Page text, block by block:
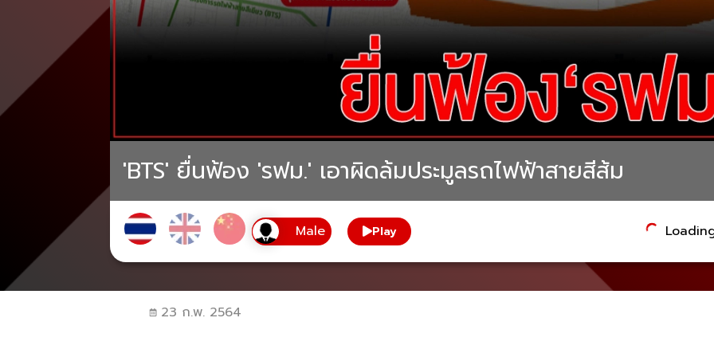
'BTS' ยื่นฟ้อง 'รฟม.' เอาผิดล้มประมูลรถไฟฟ้าสายสีส้ม
Play
23 ก.พ. 2564